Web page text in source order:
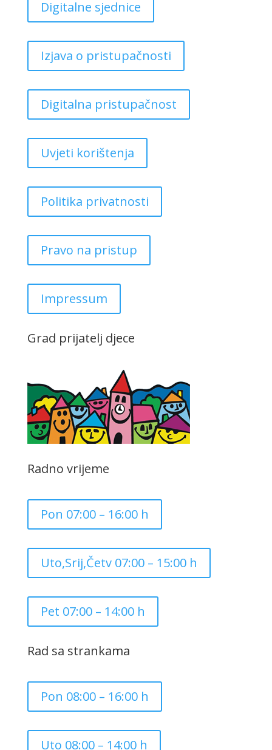
Digitalne sjednice
Izjava o pristupačnosti
Digitalna pristupačnost
Uvjeti korištenja
Politika privatnosti
Pravo na pristup
Impressum
Grad prijatelj djece
Radno vrijeme
Pon 07:00 – 16:00 h
Uto,Srij,Četv 07:00 – 15:00 h
Pet 07:00 – 14:00 h
Rad sa strankama
Pon 08:00 – 16:00 h
Uto 08:00 – 14:00 h